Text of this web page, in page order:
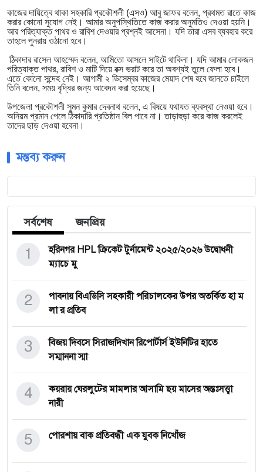
কাজের দায়িত্বে থাকা সহকারি প্রকৌশলী (এসও) আবু জাফর বলেন, প্রথমত রাতে কাজ
করার কোনো সুযোগ নেই। আমার অনুপস্থিতিতে কাজ করার অনুমতিও দেওয়া হয়নি।
আর পরিত্যাক্ত পাথর ও রাবিশ দেওয়ার প্রশ্নই আসেনা। যদি তারা এসব ব্যবহার করে
তাহলে পুনরায় ওঠানো হবে।
ঠিকাদার রাসেল আহম্মেদ বলেন, আমিতো আসলে সাইটে থাকিনা। যদি আমার লোকজন
পরিত্যাক্ত পাথর, রাবিশ ও মাটি দিয়ে বক্স ভরাট করে তা অবশ্যই তুলে ফেলা হবে।
এতে কোনো সন্দেহ নেই। আগামী ২ ডিসেম্বর কাজের মেয়াদ শেষ হবে জানতে চাইলে
তিনি বলেন, সময় বৃদ্ধির জন্য আবেদন করা হয়েছে।
উপজেলা প্রকৌশলী সুমন কুমার দেবনাথ বলেন, এ বিষয়ে যথাযত ব্যবস্থা নেওয়া হবে।
অনিয়ম প্রমান পেলে ঠিকাদারি প্রতিষ্ঠান বিল পাবে না। তাড়াহুড়া করে কাজ করলেই
তাদের ছাড় দেওয়া হবেনা।
মন্তব্য করুন
সর্বশেষ জনপ্রিয়
হরিনগর HPL ক্রিকেট টুর্নামেন্ট ২০২৫/২০২৬ উদ্বোধনী
ম্যাচে মু
1
পাবনায় বিএডিসি সহকারী পরিচালকের উপর অতর্কিত হা ম
লা র প্রতিব
2
বিজয় দিবসে সিরাজদিখান রিপোর্টার্স ইউনিটির হাতে
সম্মাননা স্মা
3
কয়রায় ঘেরলুটের মামলার আসামি ছয় মাসের অন্তঃসত্ত্বা
নারী
4
পোরশায় বাক প্রতিবন্ধী এক যুবক নিখোঁজ
5